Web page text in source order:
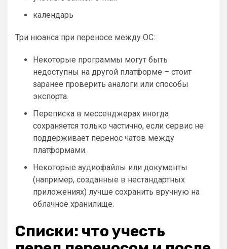
календарь
Три нюанса при переносе между ОС:
Некоторые программы могут быть
недоступны на другой платформе – стоит
заранее проверить аналоги или способы
экспорта.
Переписка в мессенджерах иногда
сохраняется только частично, если сервис не
поддерживает перенос чатов между
платформами.
Некоторые аудиофайлы или документы
(например, созданные в нестандартных
приложениях) лучше сохранить вручную на
облачное хранилище.
Списки: что учесть